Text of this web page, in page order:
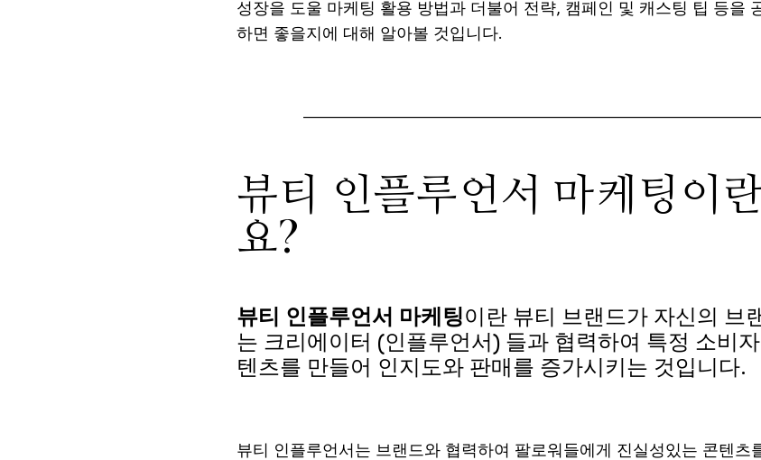
성장을 도울 마케팅 활용 방법과 더불어 전략, 캠페인 및 캐스팅 팁 등을
하면 좋을지에 대해 알아볼 것입니다.
뷰티 인플루언서 마케팅이
요?
뷰티 인플루언서 마케팅이란 뷰티 브랜드가 자신의 브
는 크리에이터 (인플루언서) 들과 협력하여 특정 소비
텐츠를 만들어 인지도와 판매를 증가시키는 것입니다.
뷰티 인플루언서는 브랜드와 협력하여 팔로워들에게 진실성있는 콘텐츠